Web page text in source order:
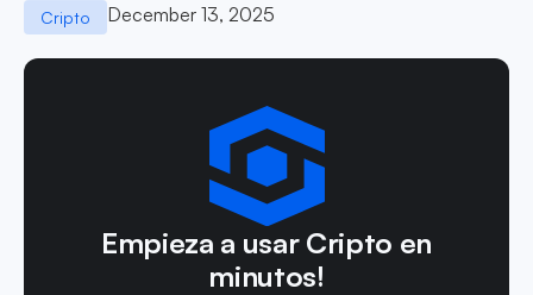
Cripto December 13, 2025
Empieza a usar Cripto en
minutos!